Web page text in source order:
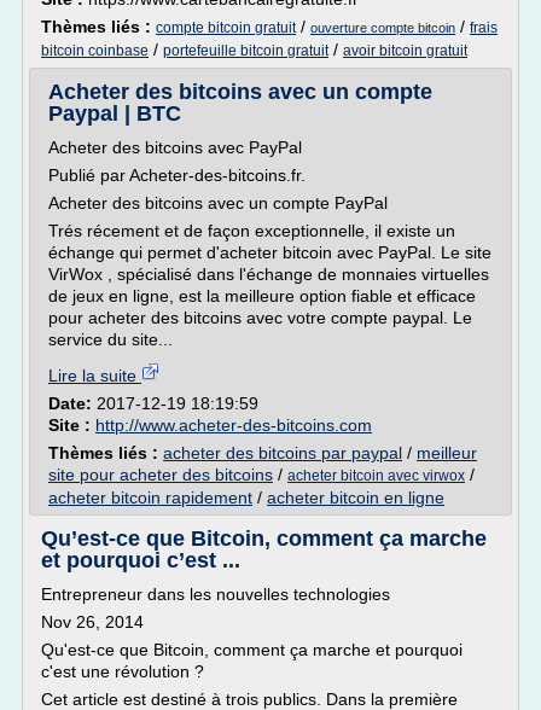
Thèmes liés : compte bitcoin gratuit/ ouverture compte bitcoin / frais
bitcoin coinbase / portefeuille bitcoin gratuit/ avoir bitcoin gratuit
Acheter des bitcoins avec un compte
Paypal | BTC
Acheter des bitcoins avec PayPal
Publié par Acheter-des-bitcoins.fr.
Acheter des bitcoins avec un compte PayPal
Trés récement et de façon exceptionnelle, il existe un
échange qui permet d'acheter bitcoin avec PayPal. Le site
VirWox , spécialisé dans l'échange de monnaies virtuelles
de jeux en ligne, est la meilleure option fiable et efficace
pour acheter des bitcoins avec votre compte paypal. Le
service du site...
Lire la suite
Date: 2017-12-19 18:19:59
Site : http://www.acheter-des-bitcoins.com
Thèmes liés : acheter des bitcoins par paypal / meilleur
site pour acheter des bitcoins / acheter bitcoin avec virwox /
acheter bitcoin rapidement / acheter bitcoin en ligne
Qu’est-ce que Bitcoin, comment ça marche
et pourquoi c’est ...
Entrepreneur dans les nouvelles technologies
Nov 26, 2014
Qu'est-ce que Bitcoin, comment ça marche et pourquoi
c'est une révolution ?
Cet article est destiné à trois publics. Dans la première